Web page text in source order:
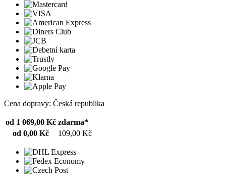
Cena dopravy: Česká republika
od 1 069,00 Kč zdarma*
od 0,00 Kč
109,00 Kč